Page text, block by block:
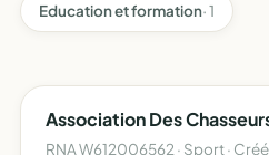
Education et formation· 1
Association Des
RNA W612006562 · Sport ·